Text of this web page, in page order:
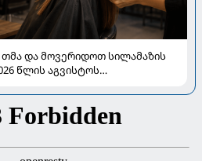
და მოვერიდოთ სილამაზის
წლის აგვისტოს